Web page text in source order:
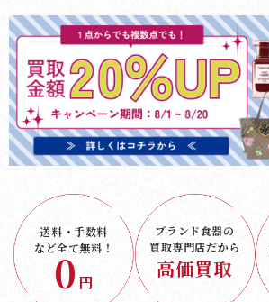
送料・手数料
など全て無料！
0 円
ブランド食器の
買取専門店だから
高価買取